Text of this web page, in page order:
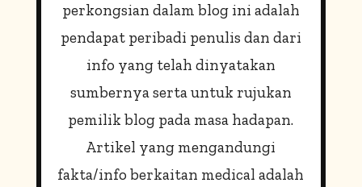
perkongsian dalam blog ini adalah
pendapat peribadi penulis dan dari
info yang telah dinyatakan
sumbernya serta untuk rujukan
pemilik blog pada masa hadapan.
Artikel yang mengandungi
fakta/info berkaitan medical adalah